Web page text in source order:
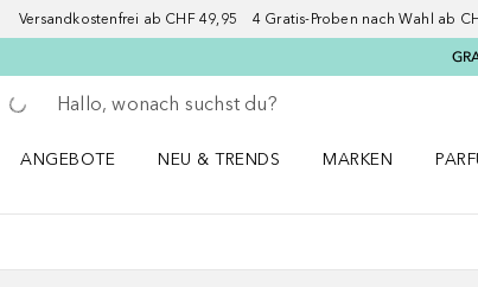
Versandkostenfrei ab CHF 49,95 4 Gratis-Proben nach Wahl ab
Gehe zurück
Suche ausführen
ANGEBOTE
NEU & TRENDS
MARKEN